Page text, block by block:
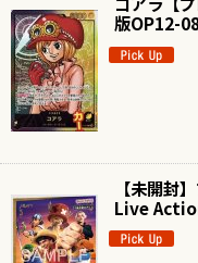
版OP12-
【未開封
Live